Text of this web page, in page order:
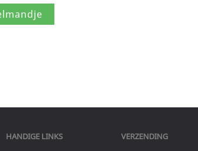
HANDIGE LINKS VERZENDING